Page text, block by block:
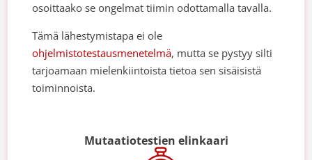
osoittaako se ongelmat tiimin odottamalla tavalla.
Tämä lähestymistapa ei ole
ohjelmistotestausmenetelmä, mutta se pystyy silti
tarjoamaan mielenkiintoista tietoa sen sisäisistä
toiminnoista.
Mutaatiotestien elinkaari